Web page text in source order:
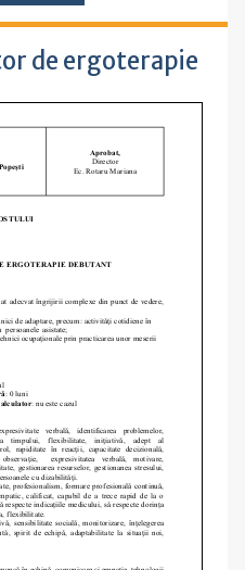
de ergoterapie